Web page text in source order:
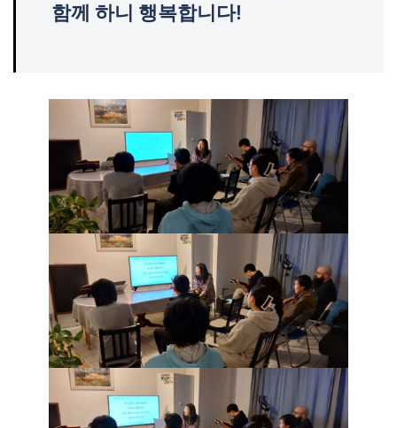
함께 하니 행복합니다!